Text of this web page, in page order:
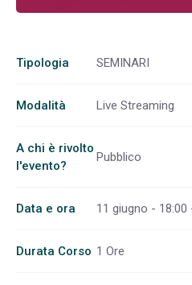
Tipologia SEMINARI
Modalità Live Streaming
A chi è rivolto
l'evento?
Pubblico
Data e ora 11 giugno - 18:00
Durata Corso 1 Ore